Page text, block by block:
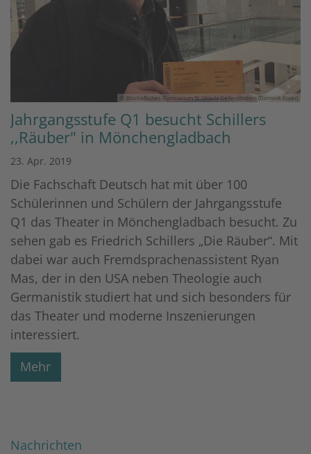
© Bischöfliches Gymnasium St. Ursula Geilenkirchen (Dominik Esser)
Jahrgangsstufe Q1 besucht Schillers
,,Räuber" in Mönchengladbach
23. Apr. 2019
Die Fachschaft Deutsch hat mit über 100
Schülerinnen und Schülern der Jahrgangsstufe
Q1 das Theater in Mönchengladbach besucht. Zu
sehen gab es Friedrich Schillers „Die Räuber“. Mit
dabei war auch Fremdsprachenassistent Ryan
Mas, der in den USA neben Theologie auch
Germanistik studiert hat und sich besonders für
das Theater und moderne Inszenierungen
interessiert.
Mehr
Nachrichten